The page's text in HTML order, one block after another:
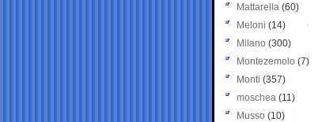
Mattarella (60)
Meloni (14)
Milano (300)
Montezemolo (7)
Monti (357)
moschea (11)
Musso (10)